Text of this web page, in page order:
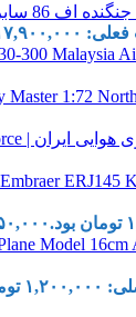
تومان.
بود.